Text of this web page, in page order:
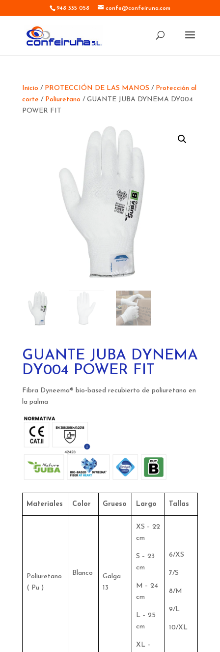
948 335 058 confe@confeiruna.com
Inicio / PROTECCIÓN DE LAS MANOS / Protección al
corte / Poliuretano / GUANTE JUBA DYNEMA DY004
POWER FIT
GUANTE JUBA DYNEMA
DY004 POWER FIT
Fibra Dyneema® bio-based recubierto de poliuretano en
la palma
Materiales Color Grueso Largo Tallas
Poliuretano
( Pu )
Blanco
Galga
13
XS – 22
cm
S – 23
cm
M – 24
cm
L – 25
cm
XL –
6/XS
7/S
8/M
9/L
10/XL